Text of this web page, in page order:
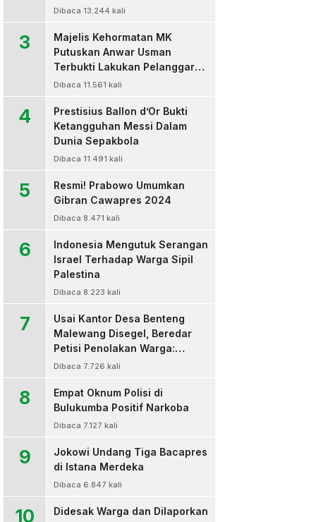
Dibaca 13.244 kali
3
Majelis Kehormatan MK
Putuskan Anwar Usman
Terbukti Lakukan Pelanggaran
Berat Kode Etik dan
Dibaca 11.561 kali
4
Prestisius Ballon d’Or Bukti
Ketangguhan Messi Dalam
Dunia Sepakbola
Dibaca 11.491 kali
5
Resmi! Prabowo Umumkan
Gibran Cawapres 2024
Dibaca 8.471 kali
6
Indonesia Mengutuk Serangan
Israel Terhadap Warga Sipil
Palestina
Dibaca 8.223 kali
7
Usai Kantor Desa Benteng
Malewang Disegel, Beredar
Petisi Penolakan Warga:
Sekretaris Hingga BPD Turut
Dibaca 7.726 kali
8
Empat Oknum Polisi di
Bulukumba Positif Narkoba
Dibaca 7.127 kali
9
Jokowi Undang Tiga Bacapres
di Istana Merdeka
Dibaca 6.847 kali
10
Didesak Warga dan Dilaporkan